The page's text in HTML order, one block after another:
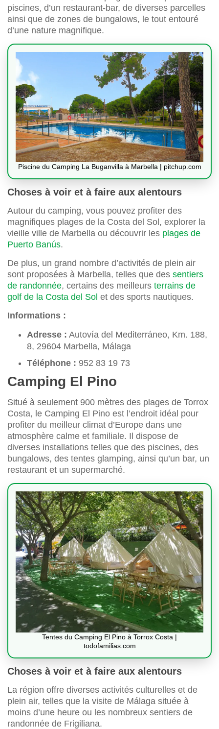
piscines, d’un restaurant-bar, de diverses parcelles
ainsi que de zones de bungalows, le tout entouré
d’une nature magnifique.
Piscine du Camping La Buganvilla à Marbella | pitchup.com
Choses à voir et à faire aux alentours
Autour du camping, vous pouvez profiter des
magnifiques plages de la Costa del Sol, explorer la
vieille ville de Marbella ou découvrir les plages de
Puerto Banús.
De plus, un grand nombre d’activités de plein air
sont proposées à Marbella, telles que des sentiers
de randonnée, certains des meilleurs terrains de
golf de la Costa del Sol et des sports nautiques.
Informations :
Adresse : Autovía del Mediterráneo, Km. 188,
8, 29604 Marbella, Málaga
Téléphone : 952 83 19 73
Camping El Pino
Situé à seulement 900 mètres des plages de Torrox
Costa, le Camping El Pino est l’endroit idéal pour
profiter du meilleur climat d’Europe dans une
atmosphère calme et familiale. Il dispose de
diverses installations telles que des piscines, des
bungalows, des tentes glamping, ainsi qu’un bar, un
restaurant et un supermarché.
Tentes du Camping El Pino à Torrox Costa |
todofamilias.com
Choses à voir et à faire aux alentours
La région offre diverses activités culturelles et de
plein air, telles que la visite de Málaga située à
moins d’une heure ou les nombreux sentiers de
randonnée de Frigiliana.